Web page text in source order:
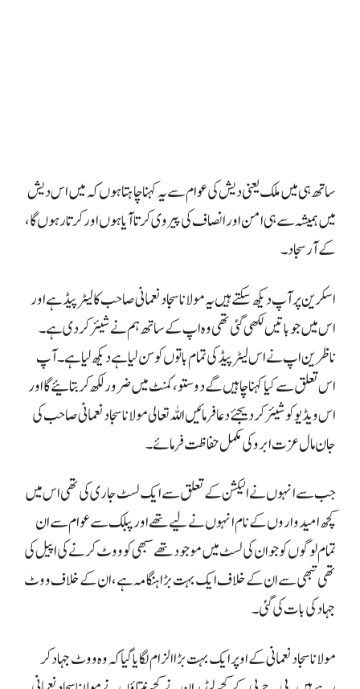
ساتھ ہی میں ملک یعنی دیش کی عوام سے یہ کہنا چاہتا ہوں کہ میں اس دیش
میں ہمیشہ سے ہی امن اور انصاف کی پیروی کرتا آیا ہوں اور کرتا رہوں گا،
کے آر سجاد۔
اسکرین پر آپ دیکھ سکتے ہیں یہ مولانا سجاد نعمانی صاحب کا لیٹر پیڈ ہے اور
اس میں جو باتیں لکھی گئی تھی وہ اپ کے ساتھ ہم نے شیئر کر دی ہے۔
ناظرین اپ نے اس لیٹر پیڈ کی تمام باتوں کو سن لیا ہے دیکھ لیا ہے۔آپ
اس تعلق سے کیا کہنا چاہیں گے دوستو، کمنٹ میں ضرور لکھ کر بتائیے گا اور
اس ویڈیو کو شیئر کر دیجئے دعا فرمائیں اللہ تعالی مولانا سجاد نعمانی صاحب کی
جان مال عزت ابرو کی مکمل حفاظت فرمائے۔
جب سے انہوں نے الیکشن کے تعلق سے ایک لسٹ جاری کی تھی اس میں
کچھ امیدواروں کے نام انہوں نے لیے تھے اور پبلک سے عوام سے ان
تمام لوگوں کو جو ان کی لسٹ میں موجود تھے سبھی کو ووٹ کرنے کی اپیل کی
تھی تبھی سے ان کے خلاف ایک بہت بڑا ہنگامہ ہے، ان کے خلاف ووٹ
جہاد کی بات کی گئی۔
مولانا سجاد نعمانی کے اوپر ایک بہت بڑا الزام لگایا گیا کہ وہ ووٹ جہاد کر